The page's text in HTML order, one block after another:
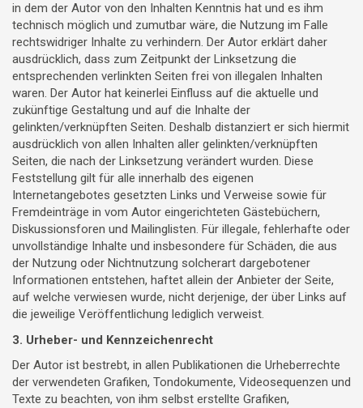
in dem der Autor von den Inhalten Kenntnis hat und es ihm
technisch möglich und zumutbar wäre, die Nutzung im Falle
rechtswidriger Inhalte zu verhindern. Der Autor erklärt daher
ausdrücklich, dass zum Zeitpunkt der Linksetzung die
entsprechenden verlinkten Seiten frei von illegalen Inhalten
waren. Der Autor hat keinerlei Einfluss auf die aktuelle und
zukünftige Gestaltung und auf die Inhalte der
gelinkten/verknüpften Seiten. Deshalb distanziert er sich hiermit
ausdrücklich von allen Inhalten aller gelinkten/verknüpften
Seiten, die nach der Linksetzung verändert wurden. Diese
Feststellung gilt für alle innerhalb des eigenen
Internetangebotes gesetzten Links und Verweise sowie für
Fremdeinträge in vom Autor eingerichteten Gästebüchern,
Diskussionsforen und Mailinglisten. Für illegale, fehlerhafte oder
unvollständige Inhalte und insbesondere für Schäden, die aus
der Nutzung oder Nichtnutzung solcherart dargebotener
Informationen entstehen, haftet allein der Anbieter der Seite,
auf welche verwiesen wurde, nicht derjenige, der über Links auf
die jeweilige Veröffentlichung lediglich verweist.
3. Urheber- und Kennzeichenrecht
Der Autor ist bestrebt, in allen Publikationen die Urheberrechte
der verwendeten Grafiken, Tondokumente, Videosequenzen und
Texte zu beachten, von ihm selbst erstellte Grafiken,